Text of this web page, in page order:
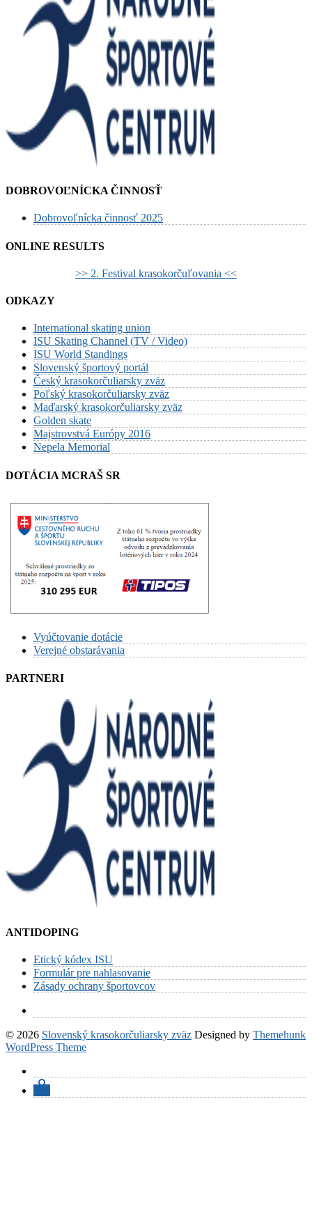
DOBROVOĽNÍCKA ČINNOSŤ
Dobrovoľnícka činnosť 2025
ONLINE RESULTS
>> 2. Festival krasokorčuľovania <<
ODKAZY
International skating union
ISU Skating Channel (TV / Video)
ISU World Standings
Slovenský športový portál
Český krasokorčuliarsky zväz
Poľský krasokorčuliarsky zväz
Maďarský krasokorčuliarsky zväz
Golden skate
Majstrovstvá Európy 2016
Nepela Memorial
DOTÁCIA MCRAŠ SR
Vyúčtovanie dotácie
Verejné obstarávania
PARTNERI
ANTIDOPING
Etický kódex ISU
Formulár pre nahlasovanie
Zásady ochrany športovcov
© 2026 Slovenský krasokorčuliarsky zväz Designed by Themehunk
WordPress Theme